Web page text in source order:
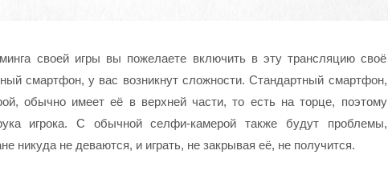
своей игры вы пожелаете включить в эту трансляцию своё
смартфон, у вас возникнут сложности. Стандартный смартфон,
обычно имеет её в верхней части, то есть на торце, поэтому
игрока. С обычной селфи-камерой также будут проблемы,
никуда не деваются, и играть, не закрывая её, не получится.